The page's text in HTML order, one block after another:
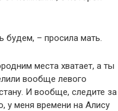
будем, – просила мать.
места хватает, а ты
вообще левого
И вообще, следите за
у меня времени на Алису